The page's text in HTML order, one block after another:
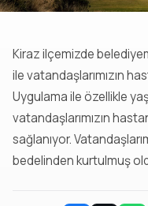
Kiraz ilçemizde
ile vatandaşlarımızın
Uygulama ile özellikle
vatandaşlarımızın
sağlanıyor.
bedelinden kurtulmuş